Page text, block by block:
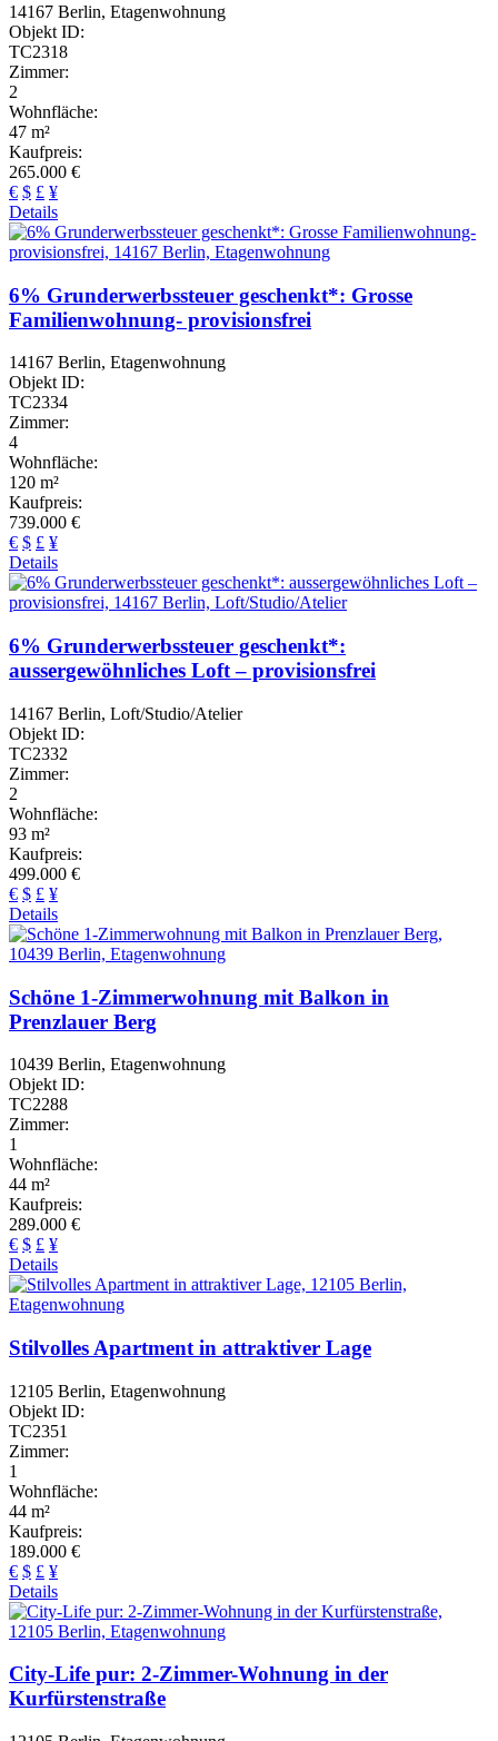
14167 Berlin, Etagenwohnung
Objekt ID:
TC2318
Zimmer:
2
Wohnfläche:
47 m²
Kaufpreis:
265.000 €
€ $ £ ¥
Details
6% Grunderwerbssteuer geschenkt*: Grosse
Familienwohnung- provisionsfrei
14167 Berlin, Etagenwohnung
Objekt ID:
TC2334
Zimmer:
4
Wohnfläche:
120 m²
Kaufpreis:
739.000 €
€ $ £ ¥
Details
6% Grunderwerbssteuer geschenkt*:
aussergewöhnliches Loft – provisionsfrei
14167 Berlin, Loft/Studio/Atelier
Objekt ID:
TC2332
Zimmer:
2
Wohnfläche:
93 m²
Kaufpreis:
499.000 €
€ $ £ ¥
Details
Schöne 1-Zimmerwohnung mit Balkon in
Prenzlauer Berg
10439 Berlin, Etagenwohnung
Objekt ID:
TC2288
Zimmer:
1
Wohnfläche:
44 m²
Kaufpreis:
289.000 €
€ $ £ ¥
Details
Stilvolles Apartment in attraktiver Lage
12105 Berlin, Etagenwohnung
Objekt ID:
TC2351
Zimmer:
1
Wohnfläche:
44 m²
Kaufpreis:
189.000 €
€ $ £ ¥
Details
City-Life pur: 2-Zimmer-Wohnung in der
Kurfürstenstraße